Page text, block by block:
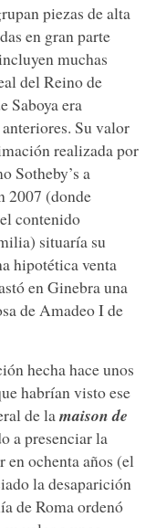
piezas de alta
en gran parte
muchas
del Reino de
Saboya era
Su valor
realizada por
Sotheby’s a
2007 (donde
contenido
situaría su
hipotética venta
en Ginebra una
de Amadeo I de
hecha hace unos
habrían visto ese
de la maison de
a presenciar la
ochenta años (el
la desaparición
de Roma ordenó